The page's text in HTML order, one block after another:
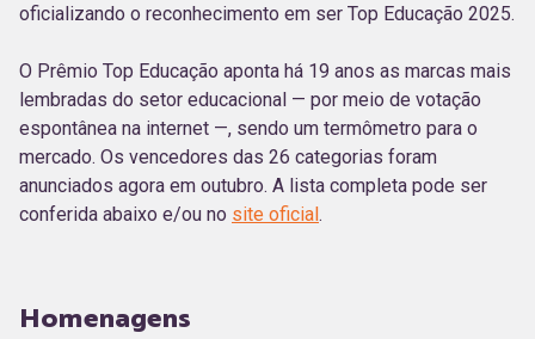
oficializando o reconhecimento em ser Top Educação 2025.
O Prêmio Top Educação aponta há 19 anos as marcas mais
lembradas do setor educacional — por meio de votação
espontânea na internet —, sendo um termômetro para o
mercado. Os vencedores das 26 categorias foram
anunciados agora em outubro. A lista completa pode ser
conferida abaixo e/ou no site oficial.
Homenagens